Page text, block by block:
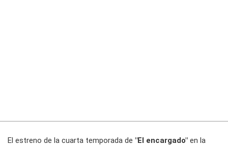
El estreno de la cuarta temporada de "El encargado" en la